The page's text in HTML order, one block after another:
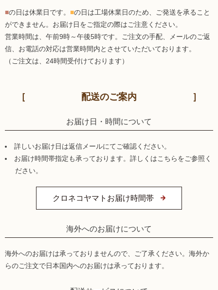
■の日は休業日です。 ■の日は工場休業日のため、ご発送を承ること
ができません。お届け日をご指定の際はご注意ください。
営業時間は、午前9時～午後5時です。ご注文の手配、メールのご返
信、お電話の対応は営業時間内とさせていただいております。
（ご注文は、24時間受付けております）
配送のご案内
お届け日・時間について
詳しいお届け日は返信メールにてご確認ください。
お届け時間帯指定も承っております。詳しくはこちらをご参照く
ださい。
クロネコヤマトお届け時間帯
海外へのお届けについて
海外へのお届けは承っておりませんので、ご了承ください。海外か
らのご注文で日本国内へのお届けは承っております。